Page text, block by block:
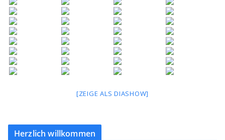
[ZEIGE ALS DIASHOW]
Herzlich willkommen